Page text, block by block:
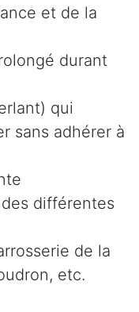
et de la
durant
qui
sans adhérer à
différentes
de la
etc.